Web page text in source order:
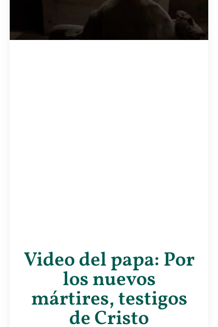
Video del papa: Por
los nuevos
mártires, testigos
de Cristo